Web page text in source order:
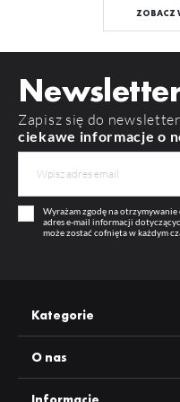
ZOBACZ
Zapisz się do
ciekawe informacje o
Wyrażam zgodę na
adres e-mail informacji
może zostać cofnięta w każdym
Kategorie
O nas